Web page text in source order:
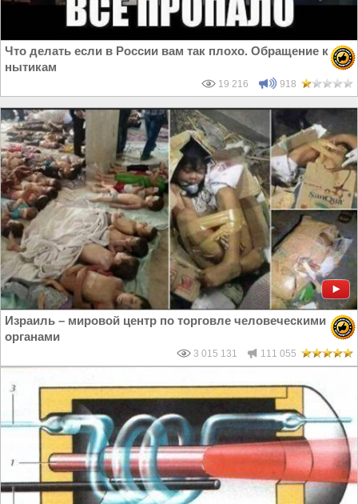
Что делать если в России вам так плохо. Обращение к
нытикам
19 216 918
Израиль – мировой центр по торговле человеческими
органами
3 015 131 111 055